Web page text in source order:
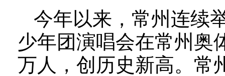
今年以来，常州连续
少年团演唱会在常州奥
万人，创历史新高。常